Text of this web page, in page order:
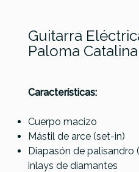
Guitarra
Paloma Catalina
Características:
Cuerpo macizo
Mástil de arce (set-in)
Diapasón de
inlays de diamantes
Referencia